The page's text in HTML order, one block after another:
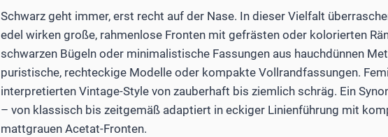
Schwarz geht immer, erst recht auf der Nase. In dieser Vielfalt
edel wirken große, rahmenlose Fronten mit gefrästen oder kolorierten
schwarzen Bügeln oder minimalistische Fassungen aus hauchdünnen
puristische, rechteckige Modelle oder kompakte Vollrandfassungen.
interpretierten Vintage-Style von zauberhaft bis ziemlich schräg. Ein
– von klassisch bis zeitgemäß adaptiert in eckiger Linienführung mit
mattgrauen Acetat-Fronten.